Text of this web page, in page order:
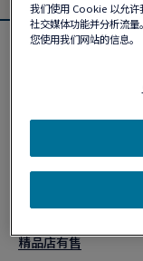
精品店有售
我们使用 Cookie 以允许
社交媒体功能并分析流
您使用我们网站的信息。